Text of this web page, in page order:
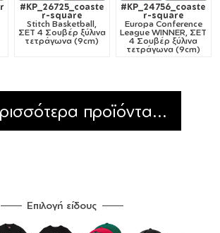
#KP_26725_coaste
r-square
Stitch Basketball,
ΣΕΤ 4 Σουβέρ ξύλινα
τετράγωνα (9cm)
#KP_24756_coaste
r-square
Europa Conference
League WINNER, ΣΕΤ
4 Σουβέρ ξύλινα
τετράγωνα (9cm)
προϊόντα...
Επιλογή είδους